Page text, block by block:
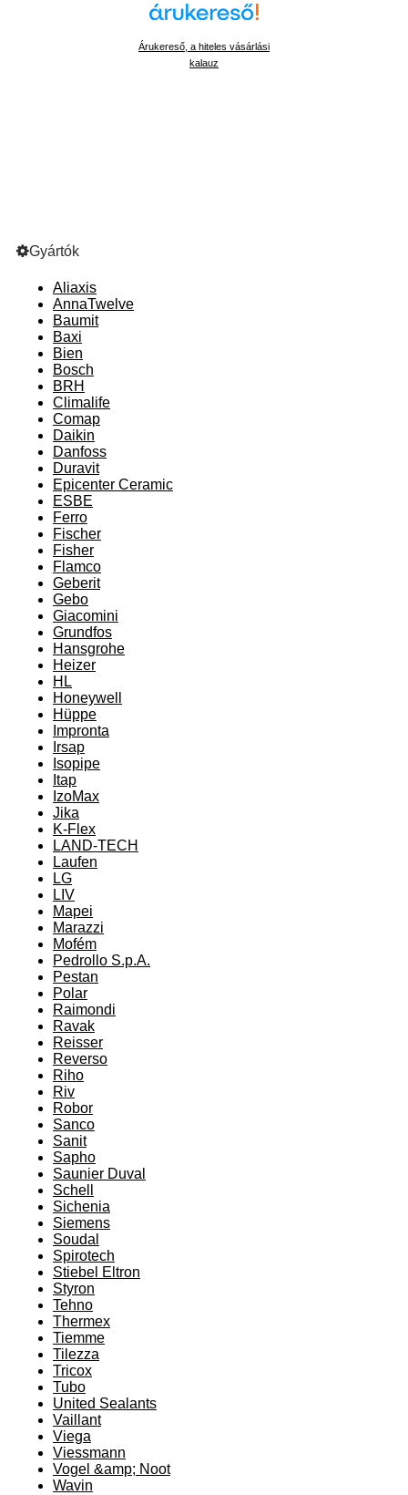
Árukereső, a hiteles vásárlási
kalauz
Gyártók
Aliaxis
AnnaTwelve
Baumit
Baxi
Bien
Bosch
BRH
Climalife
Comap
Daikin
Danfoss
Duravit
Epicenter Ceramic
ESBE
Ferro
Fischer
Fisher
Flamco
Geberit
Gebo
Giacomini
Grundfos
Hansgrohe
Heizer
HL
Honeywell
Hüppe
Impronta
Irsap
Isopipe
Itap
IzoMax
Jika
K-Flex
LAND-TECH
Laufen
LG
LIV
Mapei
Marazzi
Mofém
Pedrollo S.p.A.
Pestan
Polar
Raimondi
Ravak
Reisser
Reverso
Riho
Riv
Robor
Sanco
Sanit
Sapho
Saunier Duval
Schell
Sichenia
Siemens
Soudal
Spirotech
Stiebel Eltron
Styron
Tehno
Thermex
Tiemme
Tilezza
Tricox
Tubo
United Sealants
Vaillant
Viega
Viessmann
Vogel &amp; Noot
Wavin